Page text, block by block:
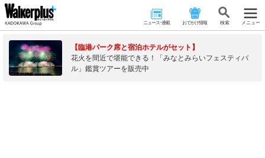
ニュース･連載 おでかけ情報 検 索 メニュー
【臨港パーク席と宿泊ホテルがセット】
花火を間近で堪能できる！「みなとみらいフェスティバ
ル」鑑賞ツアーを販売中